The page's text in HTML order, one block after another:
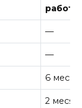
работу
—
—
6
2